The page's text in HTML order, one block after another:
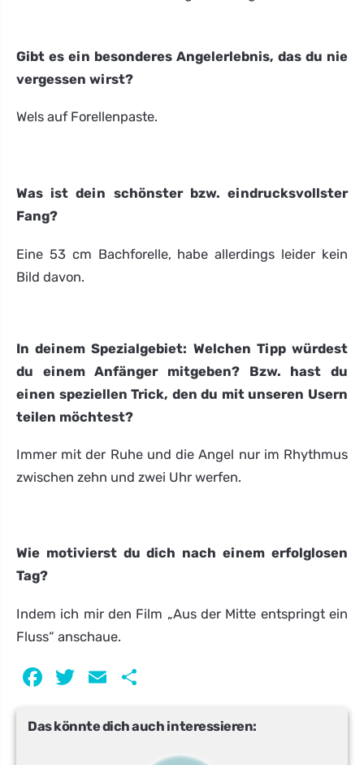
Gibt es ein besonderes Angelerlebnis, das du nie
vergessen wirst?
Wels auf Forellenpaste.
Was ist dein schönster bzw. eindrucksvollster
Fang?
Eine 53 cm Bachforelle, habe allerdings leider kein
Bild davon.
In deinem Spezialgebiet: Welchen Tipp würdest
du einem Anfänger mitgeben? Bzw. hast du
einen speziellen Trick, den du mit unseren Usern
teilen möchtest?
Immer mit der Ruhe und die Angel nur im Rhythmus
zwischen zehn und zwei Uhr werfen.
Wie motivierst du dich nach einem erfolglosen
Tag?
Indem ich mir den Film „Aus der Mitte entspringt ein
Fluss“ anschaue.
Facebook
Twitter
Email
Das könnte dich auch interessieren: